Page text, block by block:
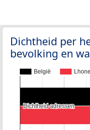
Dichtheid per
bevolking en
België
Dichtheid adressen
Dichtheid adressen